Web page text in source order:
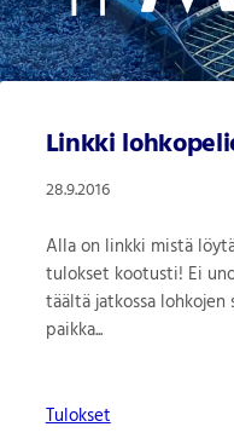
Linkki
28.9.2016
Alla on linkki mistä
tulokset kootusti! Ei
täältä jatkossa
paikka...
Tulokset